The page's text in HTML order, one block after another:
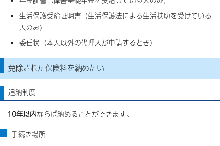
生活保護受給証明書（生活保護法による生活扶助を受けている
人のみ）
委任状（本人以外の代理人が申請するとき）
免除された保険料を納めたい
追納制度
10年以内ならば納めることができます。
手続き場所